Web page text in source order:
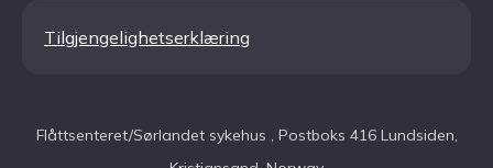
Tilgjengelighetserklæring
Flåttsenteret/Sørlandet sykehus , Postboks 416 Lundsiden,